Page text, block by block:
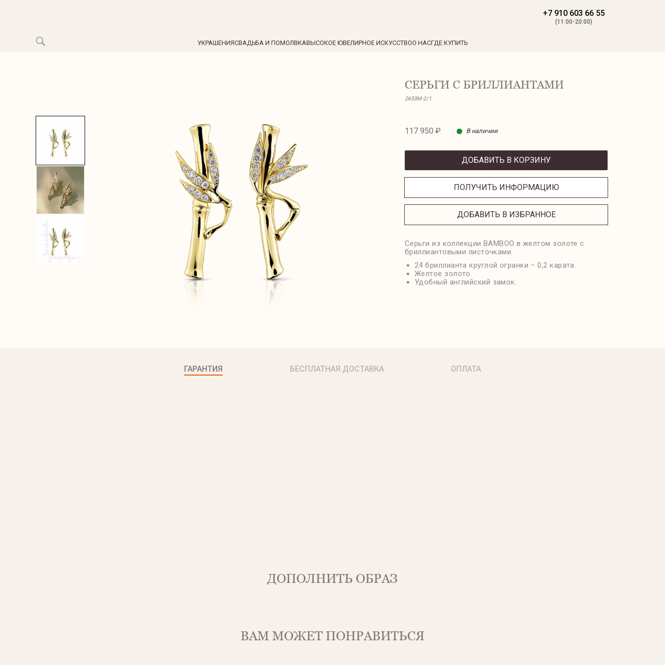
+7 910 603 66 55
(11:00-20:00)
УКРАШЕНИЯСВАДЬБА И ПОМОЛВКАВЫСОКОЕ ЮВЕЛИРНОЕ ИСКУССТВОО НАСГДЕ КУПИТЬ
СЕРЬГИ С БРИЛЛИАНТАМИ
2633М-2/1
117 950 ₽ В наличии
ДОБАВИТЬ В КОРЗИНУ
ПОЛУЧИТЬ ИНФОРМАЦИЮ
ДОБАВИТЬ В ИЗБРАННОЕ
Серьги из коллекции BAMBOO в желтом золоте с
бриллиантовыми листочками.
24 бриллианта круглой огранки – 0,2 карата.
Желтое золото.
Удобный английский замок.
ГАРАНТИЯ БЕСПЛАТНАЯ ДОСТАВКА ОПЛАТА
ДОПОЛНИТЬ ОБРАЗ
ВАМ МОЖЕТ ПОНРАВИТЬСЯ